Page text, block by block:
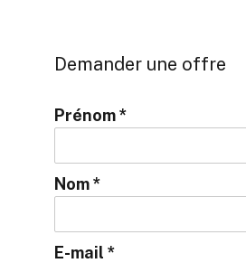
Demander une offre
Prénom *
Nom *
E-mail *